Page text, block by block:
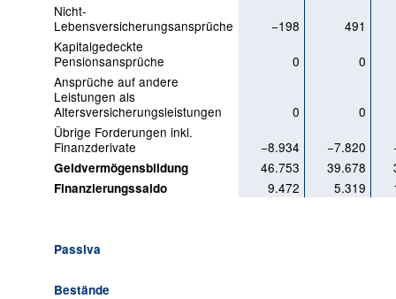
Nicht-
Lebensversicherungsansprüche
−198
491
Kapitalgedeckte
Pensionsansprüche
0
0
Ansprüche auf andere
Leistungen als
Altersversicherungsleistungen
0
0
Übrige Forderungen inkl.
Finanzderivate
−8.934 −7.820
Geldvermögensbildung 46.753 39.678
Finanzierungssaldo 9.472 5.319
Passiva
Bestände